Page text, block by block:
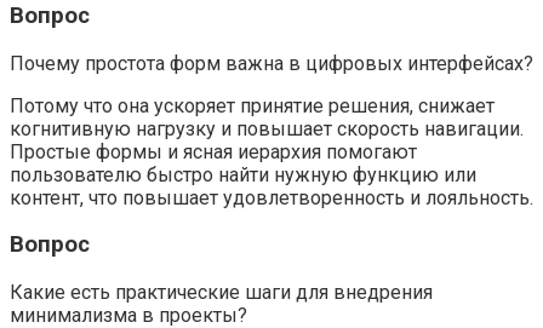
Вопрос
Почему простота форм важна в цифровых интерфейсах?
Потому что она ускоряет принятие решения, снижает
когнитивную нагрузку и повышает скорость навигации.
Простые формы и ясная иерархия помогают
пользователю быстро найти нужную функцию или
контент, что повышает удовлетворенность и лояльность.
Вопрос
Какие есть практические шаги для внедрения
минимализма в проекты?